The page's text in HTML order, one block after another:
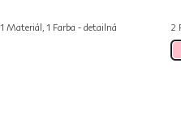
1 Materiál, 1 Farba - detailná 2